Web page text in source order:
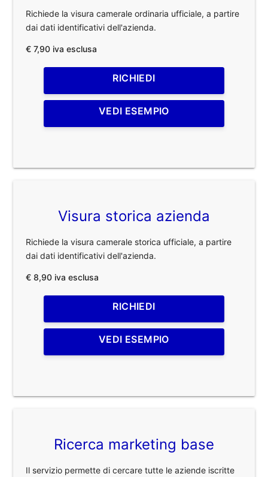
Richiede la visura camerale ordinaria ufficiale, a partire
dai dati identificativi dell'azienda.
€ 7,90 iva esclusa
RICHIEDI
VEDI ESEMPIO
Visura storica azienda
Richiede la visura camerale storica ufficiale, a partire
dai dati identificativi dell'azienda.
€ 8,90 iva esclusa
RICHIEDI
VEDI ESEMPIO
Ricerca marketing base
Il servizio permette di cercare tutte le aziende iscritte